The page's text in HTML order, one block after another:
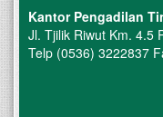
Kantor Pengadilan
Jl. Tjilik Riwut Km. 4.5
Telp (0536) 3222837